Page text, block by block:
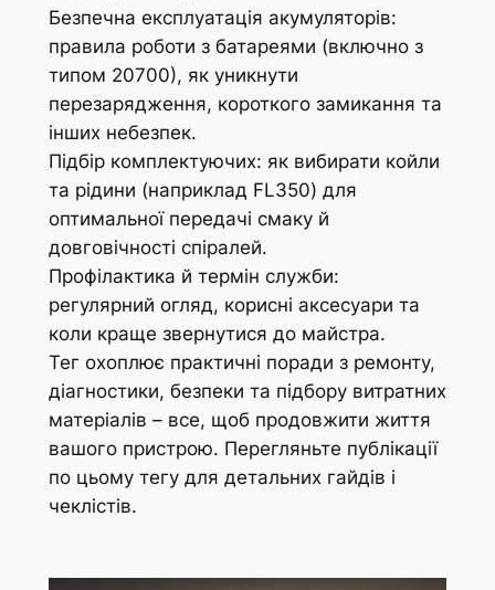
Безпечна експлуатація акумуляторів:
правила роботи з батареями (включно з
типом 20700), як уникнути
перезарядження, короткого замикання та
інших небезпек.
Підбір комплектуючих: як вибирати койли
та рідини (наприклад FL350) для
оптимальної передачі смаку й
довговічності спіралей.
Профілактика й термін служби:
регулярний огляд, корисні аксесуари та
коли краще звернутися до майстра.
Тег охоплює практичні поради з ремонту,
діагностики, безпеки та підбору витратних
матеріалів – все, щоб продовжити життя
вашого пристрою. Перегляньте публікації
по цьому тегу для детальних гайдів і
чеклістів.